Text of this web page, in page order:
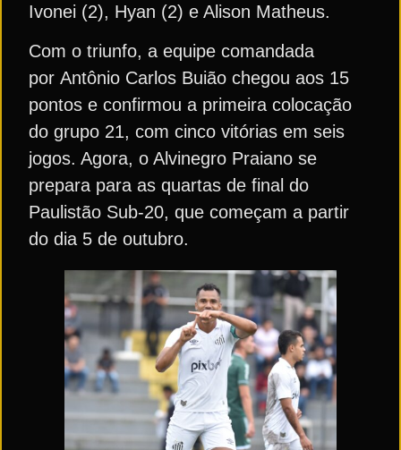
Ivonei (2), Hyan (2) e Alison Matheus.
Com o triunfo, a equipe comandada
por Antônio Carlos Buião chegou aos 15
pontos e confirmou a primeira colocação
do grupo 21, com cinco vitórias em seis
jogos. Agora, o Alvinegro Praiano se
prepara para as quartas de final do
Paulistão Sub-20, que começam a partir
do dia 5 de outubro.